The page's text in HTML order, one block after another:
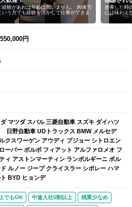
経験があれば年齢は問いません。 肉体労
う方でも経験を活かして仕事ができま
改善した時
には味わえ
円
ダ マツダ スバル 三菱自動車 スズキ ダイハツ
日野自動車 UDトラックス BMW メルセデ
クスワーゲン アウディ プジョー シトロエン
ーバー ボルボ フィアット アルファロメオ フ
ィ アストンマーティン ランボルギーニ ポル
ルノー ジープ クライスラー シボレー ハマ
BYD ヒョンデ
でもOK 中途入社5割以上 残業少なめ